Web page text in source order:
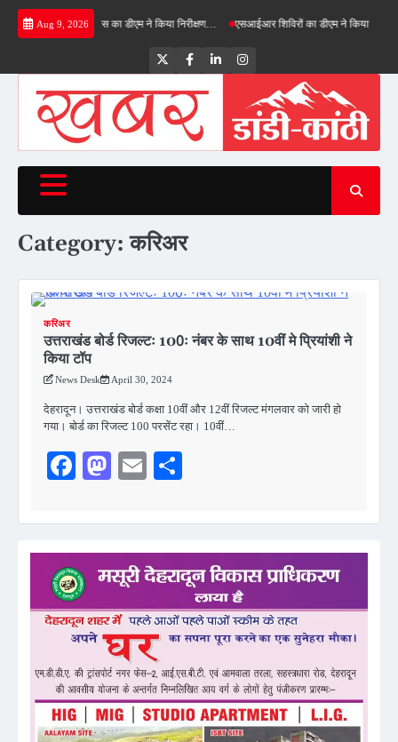
Skip
Aug 9, 2026
ग्रीनफील्ड बाईपास का डीएम ने किया निरीक्षण… एसआईआर शिविरों का डीएम ने किया निरीक्षण,
TwitterFacebookLinkedInInstagram
Category:करिअर
करिअर
उत्तराखंड बोर्ड रिजल्टः 100ः नंबर के साथ 10वीं मे प्रियांशी ने
किया टॉप
News Desk April 30, 2024
देहरादून। उत्तराखंड बोर्ड कक्षा 10वीं और 12वीं रिजल्ट मंगलवार को जारी हो
गया। बोर्ड का रिजल्ट 100 परसेंट रहा। 10वीं…
Facebook
Mastodon
Email